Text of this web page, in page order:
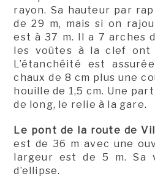
rayon. Sa hauteur par
de 29 m, mais si on
est à 37 m. Il a 7 arches
les voûtes à la clef ont
L’étanchéité est
chaux de 8 cm plus une
houille de 1,5 cm. Une
de long, le relie à la gare.
Le pont de la route de
est de 36 m avec une
largeur est de 5 m. Sa
d’ellipse.